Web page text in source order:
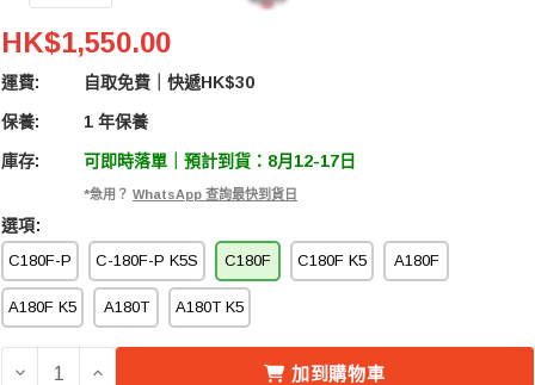
IFootage 印跡 CB3 C180F Carbon Fiber Monopod 扳
HK$1,550.00
運費: 自取免費｜快遞HK$30
保養: 1 年保養
庫存: 可即時落單｜預計到貨：8月12-17日
*急用？ WhatsApp 查詢最快到貨日
選項:
C180F-P C-180F-P K5S C180F C180F K5 A180F
A180F K5 A180T A180T K5
減少 IFOOTAGE 印跡 CB3 C180F CARBON FIBER
增加 IFOOTAGE 印跡 CB3 C180F CARBON
加到購物車